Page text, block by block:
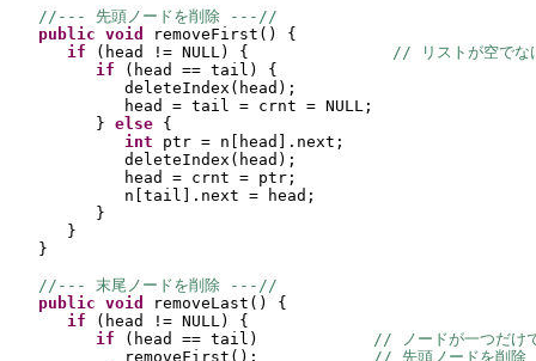
//--- 先頭ノードを削除 ---//
public void removeFirst () {
if
( head != NULL ) {
// リストが空でな
if
( head == tail ) {
deleteIndex ( head ) ;
head = tail = crnt = NULL;
} else {
int ptr = n head
.next;
deleteIndex ( head ) ;
head = crnt = ptr;
n tail
.next = head;
}
}
}
//--- 末尾ノードを削除 ---//
public void removeLast () {
if
( head != NULL ) {
if
( head == tail )
// ノードが一つだけ
removeFirst () ;
// 先頭ノードを削除